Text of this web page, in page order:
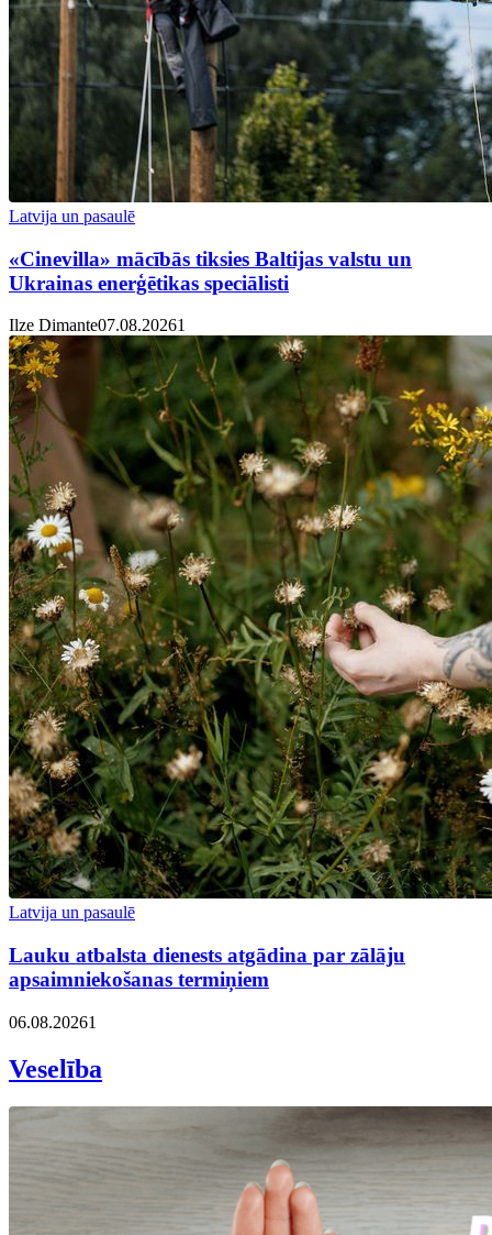
Latvija un pasaulē
«Cinevilla» mācībās tiksies Baltijas valstu un
Ukrainas enerģētikas speciālisti
Ilze Dimante07.08.20261
Latvija un pasaulē
Lauku atbalsta dienests atgādina par zālāju
apsaimniekošanas termiņiem
06.08.20261
Veselība